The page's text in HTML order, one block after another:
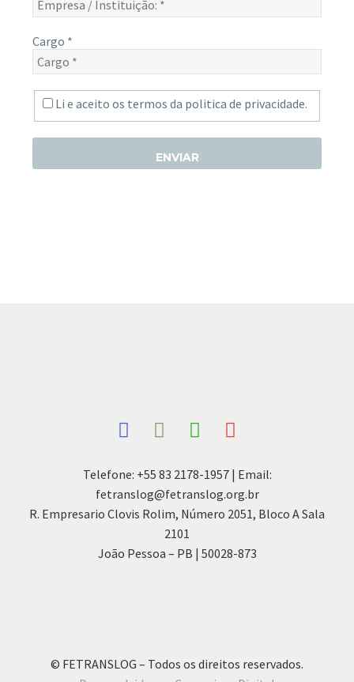
Cargo *
Li e aceito os termos da politica de privacidade.
Telefone: +55 83 2178-1957 | Email:
fetranslog@fetranslog.org.br
R. Empresario Clovis Rolim, Número 2051, Bloco A Sala
2101
João Pessoa – PB | 50028-873
© FETRANSLOG – Todos os direitos reservados.